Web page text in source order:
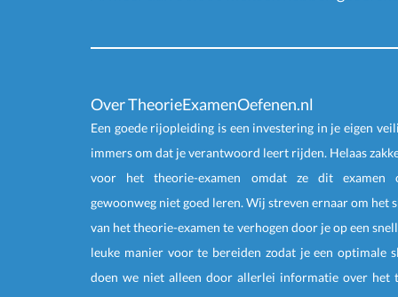
Over TheorieExamenOefenen.nl
Een goede rijopleiding is een investering in je eigen
immers om dat je verantwoord leert rijden. Helaas
voor het theorie-examen omdat ze dit examen
gewoonweg niet goed leren. Wij streven ernaar om het
van het theorie-examen te verhogen door je op een
leuke manier voor te bereiden zodat je een optimale
doen we niet alleen door allerlei informatie over het